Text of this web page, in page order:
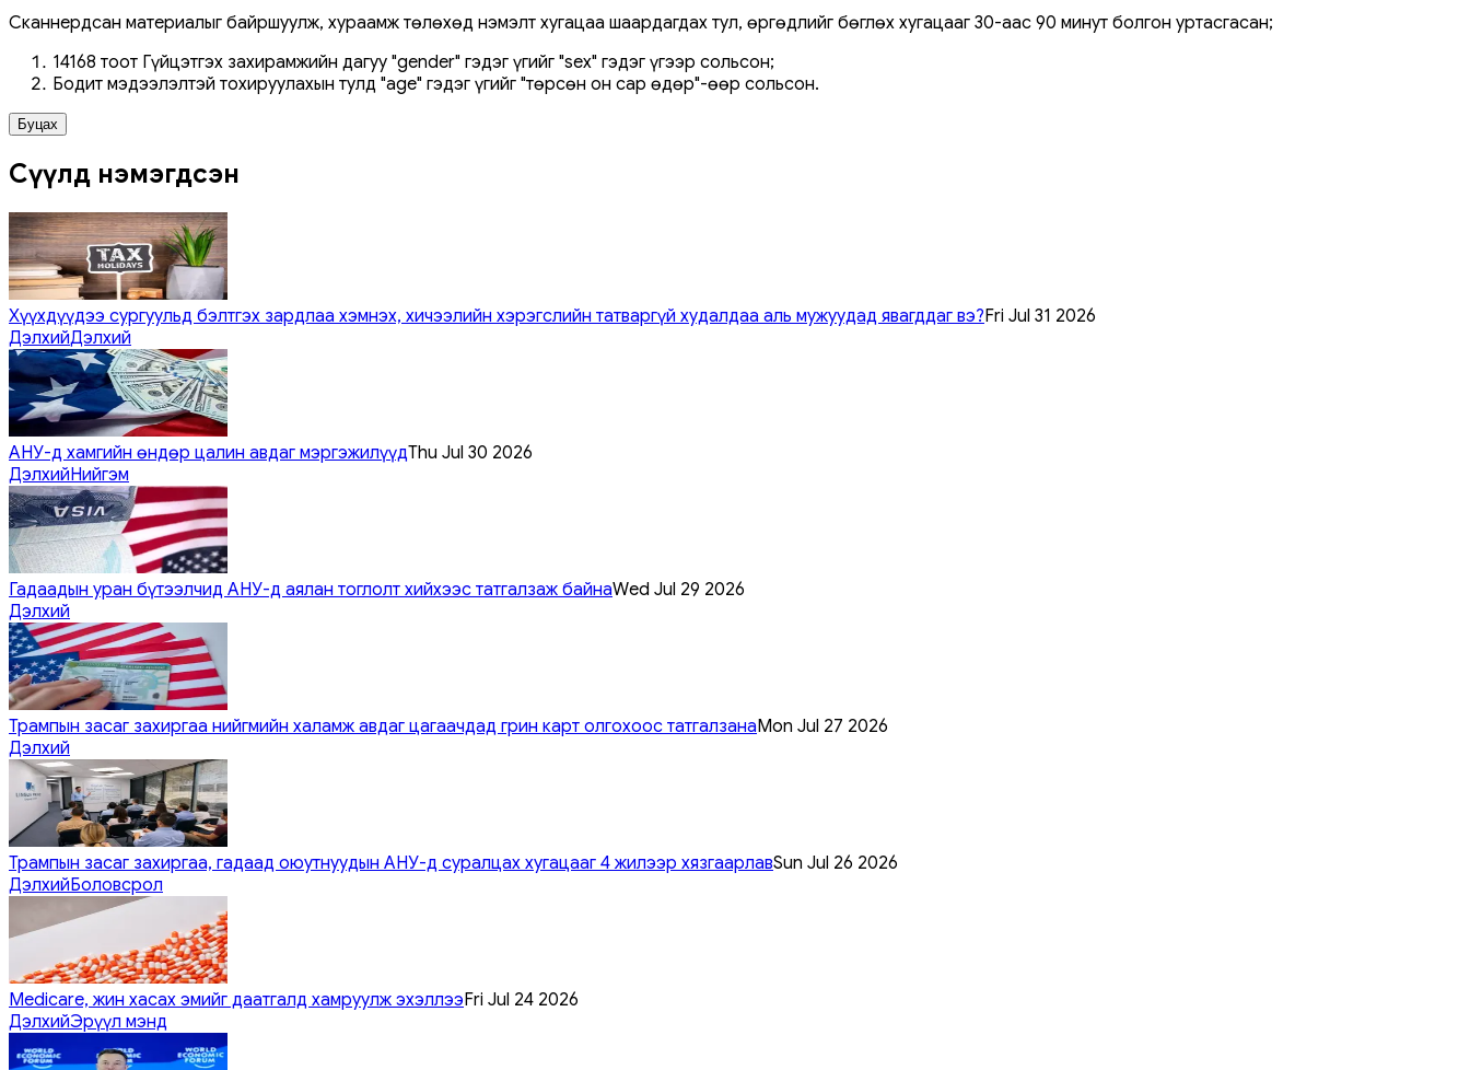
Сканнердсан материалыг байршуулж, хураамж төлөхөд нэмэлт хугацаа шаардагдах тул, өргөдлийг бөглөх хугацааг 30-аас 90 минут болгон уртасгасан;
14168 тоот Гүйцэтгэх захирамжийн дагуу "gender" гэдэг үгийг "sex" гэдэг үгээр сольсон;
Бодит мэдээлэлтэй тохируулахын тулд "age" гэдэг үгийг "төрсөн он сар өдөр"-өөр сольсон.
Буцах
Сүүлд нэмэгдсэн
Хүүхдүүдээ сургуульд бэлтгэх зардлаа хэмнэх, хичээлийн хэрэгслийн татваргүй худалдаа аль мужуудад явагддаг вэ?Fri Jul 31 2026
ДэлхийДэлхий
АНУ-д хамгийн өндөр цалин авдаг мэргэжилүүдThu Jul 30 2026
ДэлхийНийгэм
Гадаадын уран бүтээлчид АНУ-д аялан тоглолт хийхээс татгалзаж байнаWed Jul 29 2026
Дэлхий
Трампын засаг захиргаа нийгмийн халамж авдаг цагаачдад грин карт олгохоос татгалзанаMon Jul 27 2026
Дэлхий
Трампын засаг захиргаа, гадаад оюутнуудын АНУ-д суралцах хугацааг 4 жилээр хязгаарлавSun Jul 26 2026
ДэлхийБоловсрол
Medicare, жин хасах эмийг даатгалд хамруулж эхэллээFri Jul 24 2026
ДэлхийЭрүүл мэнд